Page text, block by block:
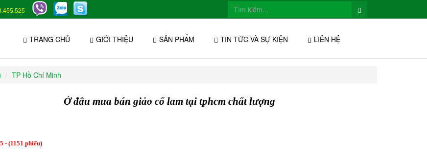
TRANG CHỦ GIỚI THIỆU SẢN PHẨM TIN TỨC VÀ SỰ KIỆN LIÊN HỆ
TP Hồ Chí Minh
Ở đâu mua bán giảo cổ lam tại tphcm chất lượng
5 - (1151 phiếu)